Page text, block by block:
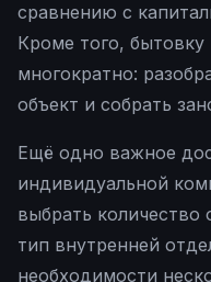
сравнению с
Кроме того,
многократно:
объект и собрать
Ещё одно важное
индивидуальной
выбрать
тип внутренней
необходимости